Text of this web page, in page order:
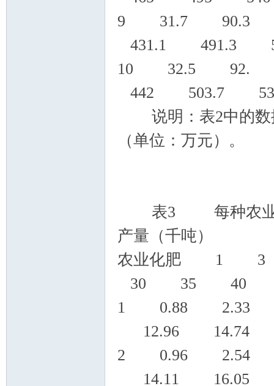
9 31.7 90.3
431.1 491.3
10 32.5 92.
442 503.7
说明：表2中的数
（单位：万元）。
表3 每种农业化
产量（千吨）
农业化肥
30 35 40
1 0.88 2.33
12.96 14.74
2 0.96 2.54
14.11 16.05